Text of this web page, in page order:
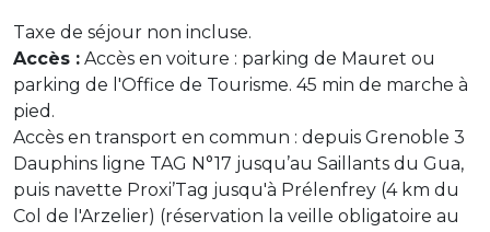
Taxe de séjour non incluse.
Accès : Accès en voiture : parking de Mauret ou
parking de l'Office de Tourisme. 45 min de marche à
pied.
Accès en transport en commun : depuis Grenoble 3
Dauphins ligne TAG N°17 jusqu’au Saillants du Gua,
puis navette Proxi’Tag jusqu'à Prélenfrey (4 km du
Col de l'Arzelier) (réservation la veille obligatoire au